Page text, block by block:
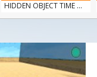
HIDDEN OBJECT TIME ...
100